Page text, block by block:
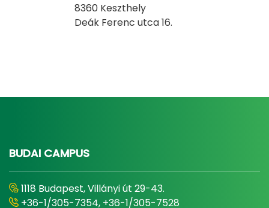
8360 Keszthely
Deák Ferenc utca 16.
BUDAI CAMPUS
1118 Budapest, Villányi út 29-43.
+36-1/305-7354, +36-1/305-7528